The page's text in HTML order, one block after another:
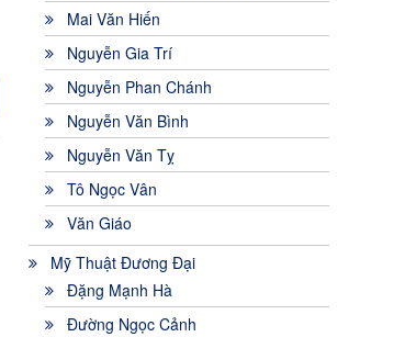
Mai Văn Hiến
Nguyễn Gia Trí
Nguyễn Phan Chánh
Nguyễn Văn Bình
Nguyễn Văn Tỵ
Tô Ngọc Vân
Văn Giáo
Mỹ Thuật Đương Đại
Đặng Mạnh Hà
Đường Ngọc Cảnh